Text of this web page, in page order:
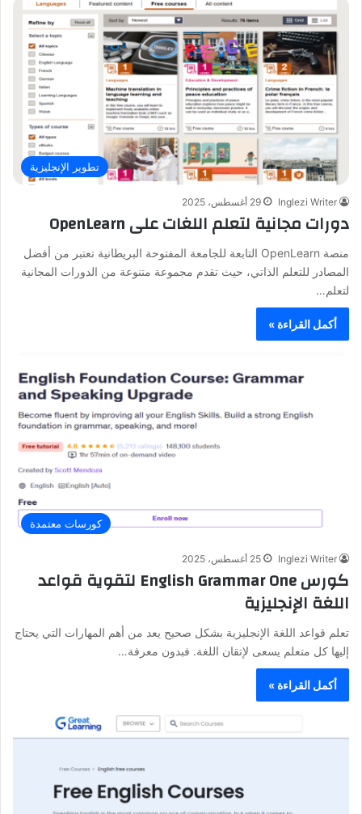
تطوير الإنجليزية
Inglezi Writer 29 أغسطس، 2025
دورات مجانية لتعلم اللغات على OpenLearn
منصة OpenLearn التابعة للجامعة المفتوحة البريطانية تعتبر من أفضل
المصادر للتعلم الذاتي، حيث تقدم مجموعة متنوعة من الدورات المجانية
لتعلم…
أكمل القراءة »
كورسات معتمدة
Inglezi Writer 25 أغسطس، 2025
كورس English Grammar One لتقوية قواعد
اللغة الإنجليزية
تعلم قواعد اللغة الإنجليزية بشكل صحيح يعد من أهم المهارات التي يحتاج
إليها كل متعلم يسعى لإتقان اللغة. فبدون معرفة…
أكمل القراءة »